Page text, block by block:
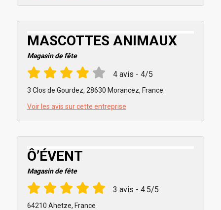
MASCOTTES ANIMAUX
Magasin de fête
4 avis - 4/5
3 Clos de Gourdez, 28630 Morancez, France
Voir les avis sur cette entreprise
Ô’ÉVENT
Magasin de fête
3 avis - 4.5/5
64210 Ahetze, France